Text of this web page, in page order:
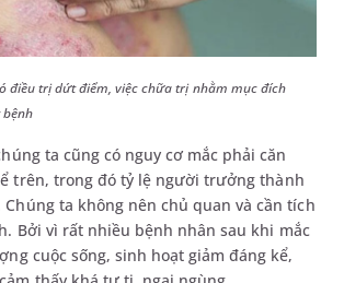
điều trị dứt điểm, việc chữa trị nhằm mục đích
ta cũng có nguy cơ mắc phải căn
trên, trong đó tỷ lệ người trưởng thành
ta không nên chủ quan và cần tích
Bởi vì rất nhiều bệnh nhân sau khi mắc
cuộc sống, sinh hoạt giảm đáng kể,